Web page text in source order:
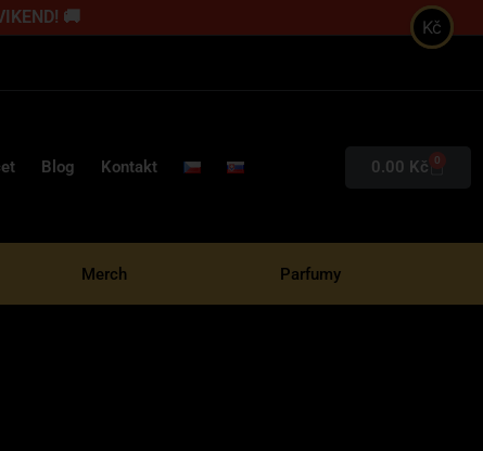
🚚
Blog Kontakt 0.00 Kč 0
Merch Parfumy
Kč